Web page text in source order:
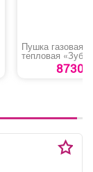
Пушка газовая
тепловая «Зубр
8730